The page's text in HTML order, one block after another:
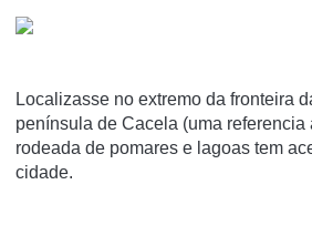
Localizasse no extremo da fronteira
península de Cacela (uma referencia
rodeada de pomares e lagoas tem
cidade.